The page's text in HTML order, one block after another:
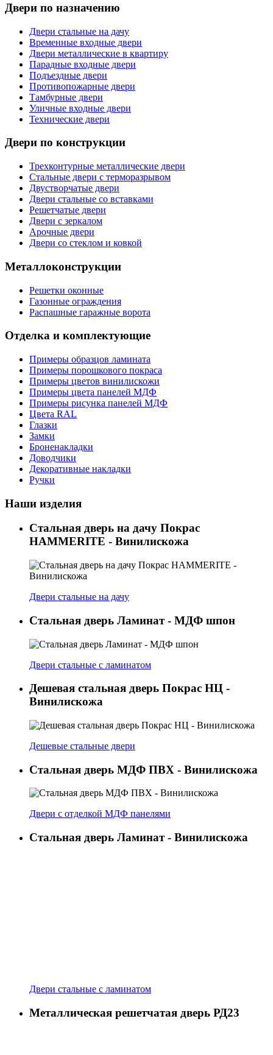
Двери по назначению
Двери стальные на дачу
Временные входные двери
Двери металлические в квартиру
Парадные входные двери
Подъездные двери
Противопожарные двери
Тамбурные двери
Уличные входные двери
Технические двери
Двери по конструкции
Трехконтурные металлические двери
Стальные двери с терморазрывом
Двустворчатые двери
Двери стальные со вставками
Решетчатые двери
Двери с зеркалом
Арочные двери
Двери со стеклом и ковкой
Металлоконструкции
Решетки оконные
Газонные ограждения
Распашные гаражные ворота
Отделка и комплектующие
Примеры образцов ламината
Примеры порошкового покраса
Примеры цветов винилискожи
Примеры цвета панелей МДФ
Примеры рисунка панелей МДФ
Цвета RAL
Глазки
Замки
Броненакладки
Доводчики
Декоративные накладки
Ручки
Наши изделия
Стальная дверь на дачу Покрас
HAMMERITE - Винилискожа
Двери стальные на дачу
Стальная дверь Ламинат - МДФ шпон
Двери стальные с ламинатом
Дешевая стальная дверь Покрас НЦ -
Винилискожа
Дешевые стальные двери
Стальная дверь МДФ ПВХ - Винилискожа
Двери с отделкой МДФ панелями
Стальная дверь Ламинат - Винилискожа
Двери стальные с ламинатом
Металлическая решетчатая дверь РД23